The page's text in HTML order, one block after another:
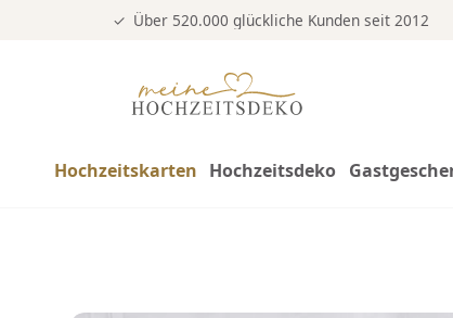
Über 520.000 glückliche Kunden seit 2012
Hochzeitskarten Hochzeitsdeko